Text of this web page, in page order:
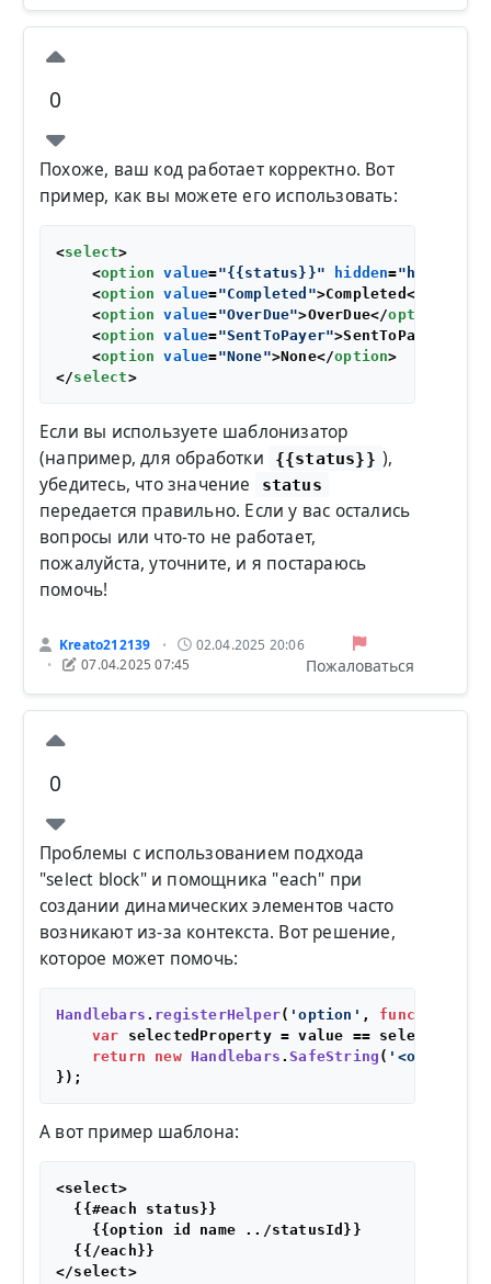
0
Похоже, ваш код работает корректно. Вот
пример, как вы можете его использовать:
<select>
<option value="{{status}}" hidden="hidden"
<option value="Completed">Completed </
<option value="OverDue">OverDue</option
<option value="SentToPayer">SentToPayer
<option value="None">None</option>
</select>
Если вы используете шаблонизатор
(например, для обработки
{{status}} ),
убедитесь, что значение
status
передается правильно. Если у вас остались
вопросы или что-то не работает,
пожалуйста, уточните, и я постараюсь
помочь!
Kreato212139 • 02.04.2025 20:06
• 07.04.2025 07:45 Пожаловаться
0
Проблемы с использованием подхода
"select block" и помощника "each" при
создании динамических элементов часто
возникают из-за контекста. Вот решение,
которое может помочь:
Handlebars . registerHelper( 'option' , function
var selectedProperty = value ==
return
new Handlebars .SafeString ( '<option
А вот пример шаблона:
<select>
  {{#each status}}
    {{option id name ../statusId}}
  {{/each}}
</select>